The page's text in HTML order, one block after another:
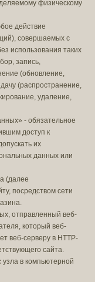
физическому
действие
совершаемых с
использования таких
запись,
(обновление,
(распространение,
удаление,
- обязательное
доступ к
их
данных или
(далее
посредством сети
отправленный веб-
который веб-
веб-серверу в HTTP-
сайта.
в компьютерной